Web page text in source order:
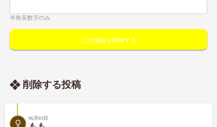
半角英数字のみ
削除する投稿
06月03日